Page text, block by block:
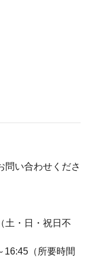
問い合わせくださ
土・日・祝日不
（所要時間